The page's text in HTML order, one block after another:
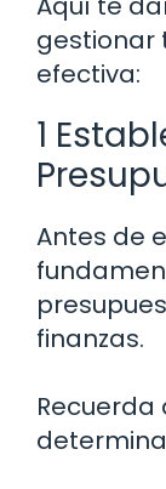
gestionar
efectiva:
1
Antes de
finanzas.
Recuerda